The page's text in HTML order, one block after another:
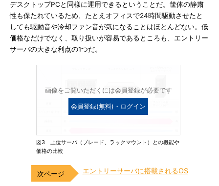
デスクトップPCと同様に運用できるということだ。筐体の静粛
性も保たれているため、たとえオフィスで24時間駆動させたと
しても駆動音や冷却ファン音が気になることはほとんどない。低
価格なだけでなく、取り扱いが容易であるところも、エントリー
サーバの大きな利点の1つだ。
画像をご覧いただくには会員登録が必要です
会員登録(無料)・ログイン
図3 上位サーバ（ブレード、ラックマウント）との機能や
価格の比較
エントリーサーバに搭載されるOS